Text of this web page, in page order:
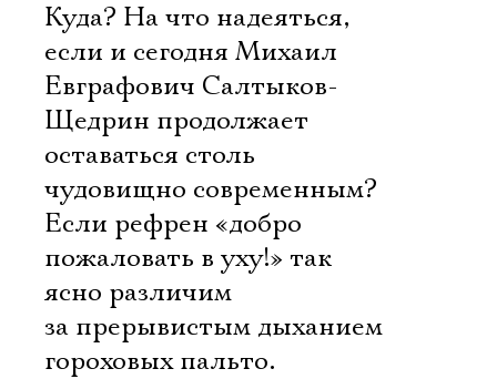
Куда? На что надеяться,
если и сегодня Михаил
Евграфович Салтыков-
Щедрин продолжает
оставаться столь
чудовищно современным?
Если рефрен «добро
пожаловать в уху!» так
ясно различим
за прерывистым дыханием
гороховых пальто.